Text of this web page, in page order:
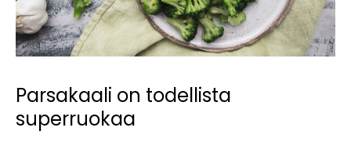
Parsakaali on todellista
superruokaa